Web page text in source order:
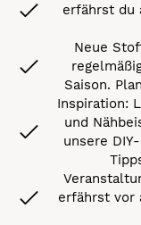
erfährst du
Neue
Saison.
Inspiration:
und
unsere
erfährst vor